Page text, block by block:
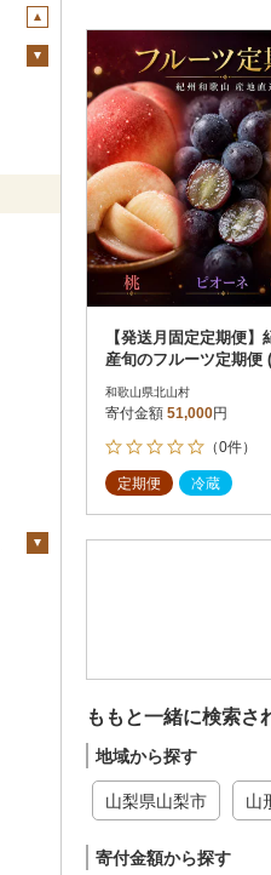
決済方法
PayPay
クレジットカード決
Amazon Pay
楽天ペイ
メルペイ
コンビニ支払い
ソフトバンクまとめ
d払い
金融機関(Pay-easy
【発送月固定定期便】
産旬のフルーツ定期便
ーネ・平核無柿)【
和歌山県北山村
寄付金額 51,000円
（0件）
定期便 冷蔵
ももと一緒に検索さ
地域から探す
山梨県山梨市 山
寄付金額から探す